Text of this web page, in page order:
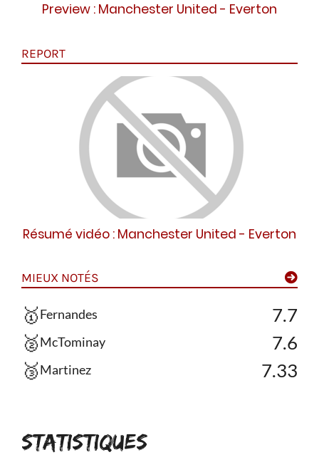
Preview : Manchester United - Everton
REPORT
Résumé vidéo : Manchester United - Everton
MIEUX NOTÉS
🥇Fernandes
7.7
🥈McTominay
7.6
🥉Martinez 7.33
STATISTIQUES